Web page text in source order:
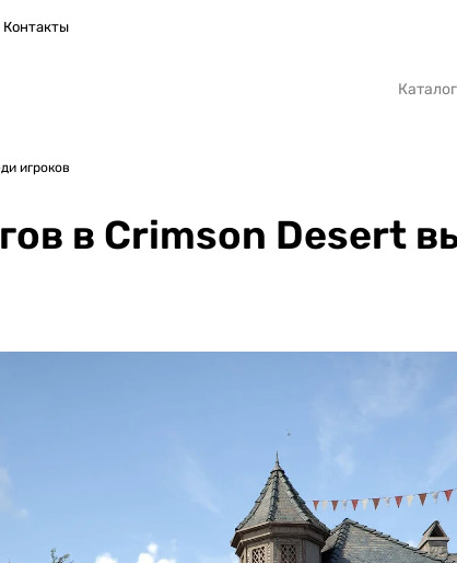
Контакты
Каталог
игроков
в Crimson Desert